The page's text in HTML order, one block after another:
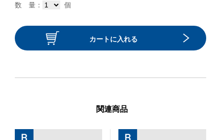
数 量：
個
カートに入れる
関連商品